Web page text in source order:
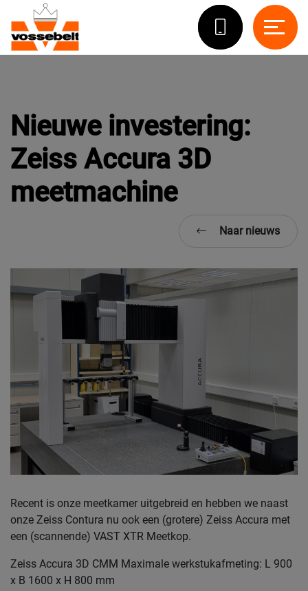
Nieuwe investering:
Zeiss Accura 3D
meetmachine
Naar nieuws
Recent is onze meetkamer uitgebreid en hebben we naast
onze Zeiss Contura nu ook een (grotere) Zeiss Accura met
een (scannende) VAST XTR Meetkop.
Zeiss Accura 3D CMM Maximale werkstukafmeting: L 900
x B 1600 x H 800 mm